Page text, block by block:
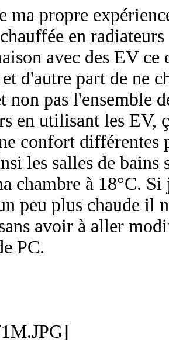
ma propre
en
avec des EV
et d'autre part de ne
non pas l'ensemble
en utilisant les EV,
confort différentes
les salles de bains
chambre à 18°C.
peu plus chaude il
avoir à aller
PC.